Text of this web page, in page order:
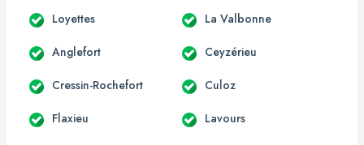
Loyettes La Valbonne
Anglefort Ceyzérieu
Cressin-Rochefort Culoz
Flaxieu Lavours